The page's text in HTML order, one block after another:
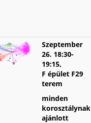
Szeptember
26. 18:30-
19:15,
F épület F29
terem
minden
korosztálynak
ajánlott